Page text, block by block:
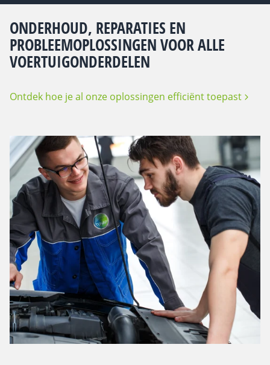
ONDERHOUD, REPARATIES EN
PROBLEEMOPLOSSINGEN VOOR ALLE
VOERTUIGONDERDELEN
Ontdek hoe je al onze oplossingen efficiënt toepast